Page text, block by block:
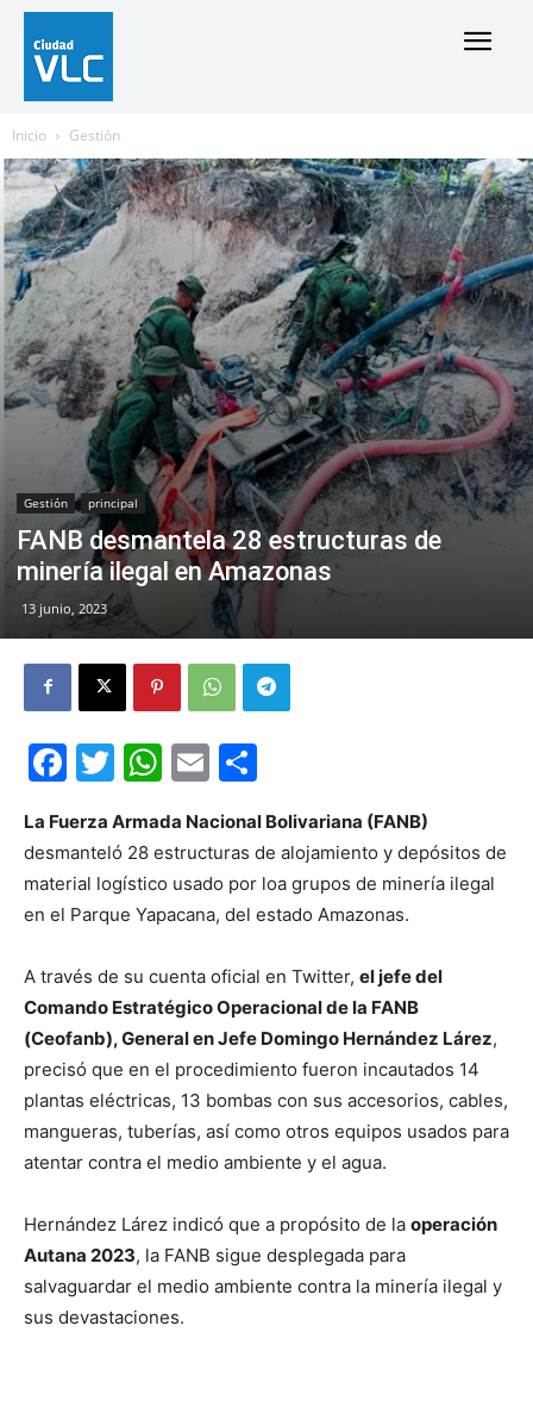
Inicio Gestión
Gestión principal
FANB desmantela 28 estructuras de
minería ilegal en Amazonas
13 junio, 2023
Facebook
Twitter
WhatsApp
Email
La Fuerza Armada Nacional Bolivariana (FANB)
desmanteló 28 estructuras de alojamiento y depósitos de
material logístico usado por loa grupos de minería ilegal
en el Parque Yapacana, del estado Amazonas.
A través de su cuenta oficial en Twitter, el jefe del
Comando Estratégico Operacional de la FANB
(Ceofanb), General en Jefe Domingo Hernández Lárez,
precisó que en el procedimiento fueron incautados 14
plantas eléctricas, 13 bombas con sus accesorios, cables,
mangueras, tuberías, así como otros equipos usados para
atentar contra el medio ambiente y el agua.
Hernández Lárez indicó que a propósito de la operación
Autana 2023, la FANB sigue desplegada para
salvaguardar el medio ambiente contra la minería ilegal y
sus devastaciones.